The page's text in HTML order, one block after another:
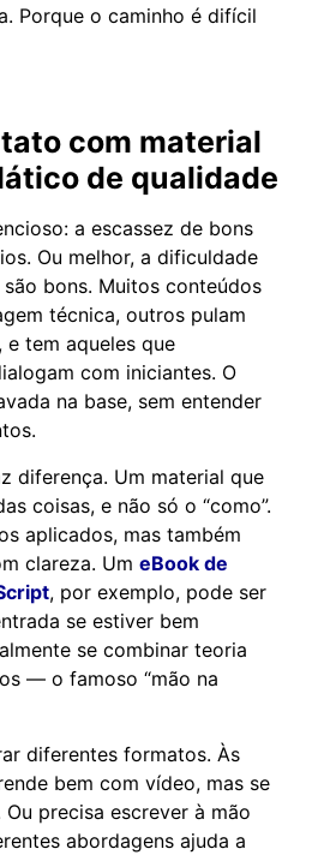
Porque o caminho é difícil
com material
de qualidade
a escassez de bons
Ou melhor, a dificuldade
bons. Muitos conteúdos
técnica, outros pulam
tem aqueles que
com iniciantes. O
na base, sem entender
diferença. Um material que
coisas, e não só o “como”.
aplicados, mas também
clareza. Um eBook de
, por exemplo, pode ser
se estiver bem
se combinar teoria
— o famoso “mão na
diferentes formatos. Às
bem com vídeo, mas se
precisa escrever à mão
abordagens ajuda a